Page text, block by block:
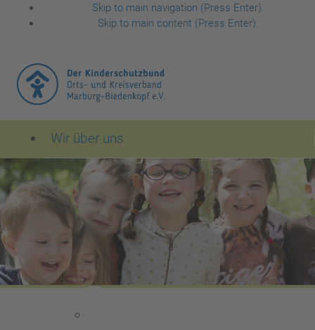
Skip to main navigation (Press Enter).
Skip to main content (Press Enter).
Wir über uns
Der Kinderschutzbund Orts- und Kreisverband
Leitbild des Kinderschutzbundes